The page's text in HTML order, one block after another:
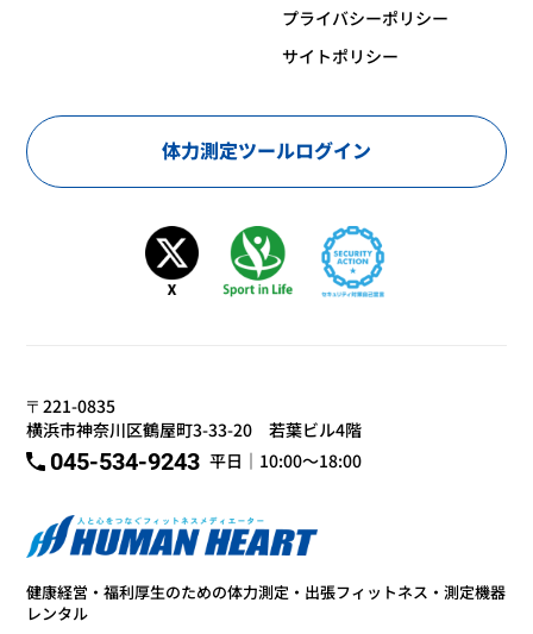
プライバシーポリシー
サイトポリシー
体力測定ツールログイン
〒221-0835
横浜市神奈川区鶴屋町3-33-20 若葉ビル4階
045-534-9243 平日｜10:00～18:00
健康経営・福利厚生のための体力測定・出張フィットネス・測定機器
レンタル